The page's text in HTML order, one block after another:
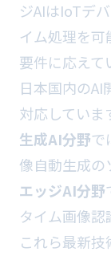
ジAIはIoTデ
イム処理を
要件に応えて
日本国内のAI
対応していま
生成AI分野で
像自動生成
エッジAI分野
タイム画像
これら最新